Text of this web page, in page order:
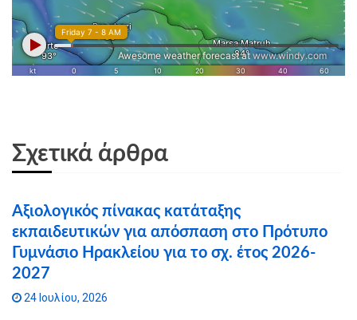
Σχετικά άρθρα
Αξιολογικός πίνακας κατάταξης
εκπαιδευτικών για απόσπαση στο Πρότυπο
Γυμνάσιο Ηρακλείου για το σχ. έτος 2026-
2027
24 Ιουλίου, 2026